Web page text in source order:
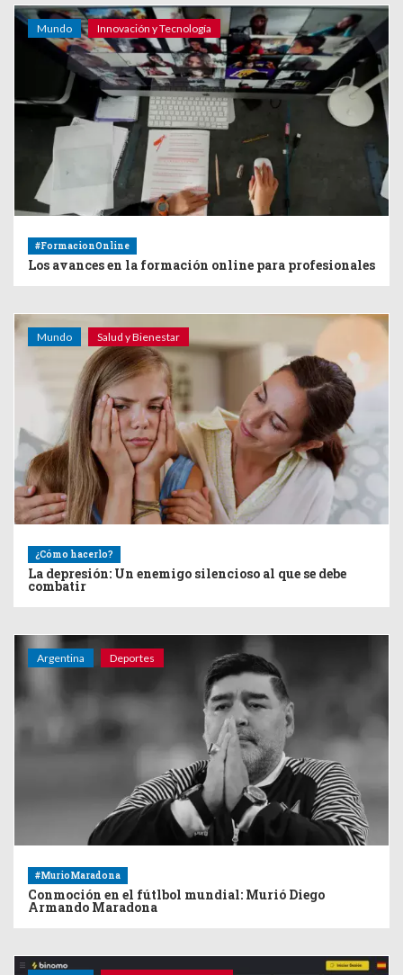
Mundo Innovación y Tecnología
#FormacionOnline
Los avances en la formación online para profesionales
Mundo Salud y Bienestar
¿Cómo hacerlo?
La depresión: Un enemigo silencioso al que se debe
combatir
Argentina Deportes
#MurioMaradona
Conmoción en el fútlbol mundial: Murió Diego
Armando Maradona